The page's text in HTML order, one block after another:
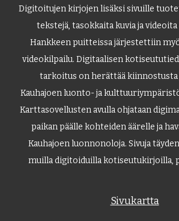
Digitoitujen kirjojen lisäksi sivuille
tekstejä, tasokkaita kuvia ja
Hankkeen puitteissa järjestettiin
videokilpailu. Digitaalisen
tarkoitus on herättää kiinnostusta
Kauhajoen luonto- ja
Karttasovellusten avulla ohjataan
paikan päälle kohteiden äärelle ja
Kauhajoen luonnonoloja. Sivuja
muilla digitoiduilla kotiseutukirjoilla,
Sivukartta